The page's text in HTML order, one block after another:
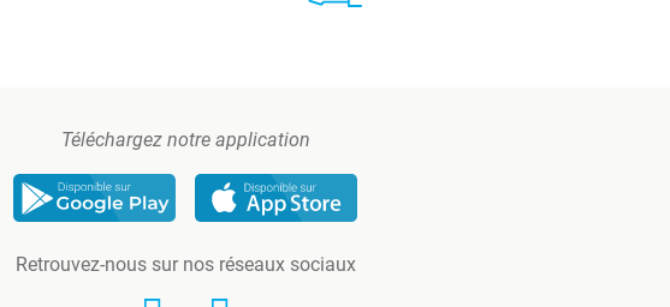
Téléchargez notre application
Retrouvez-nous sur nos réseaux sociaux